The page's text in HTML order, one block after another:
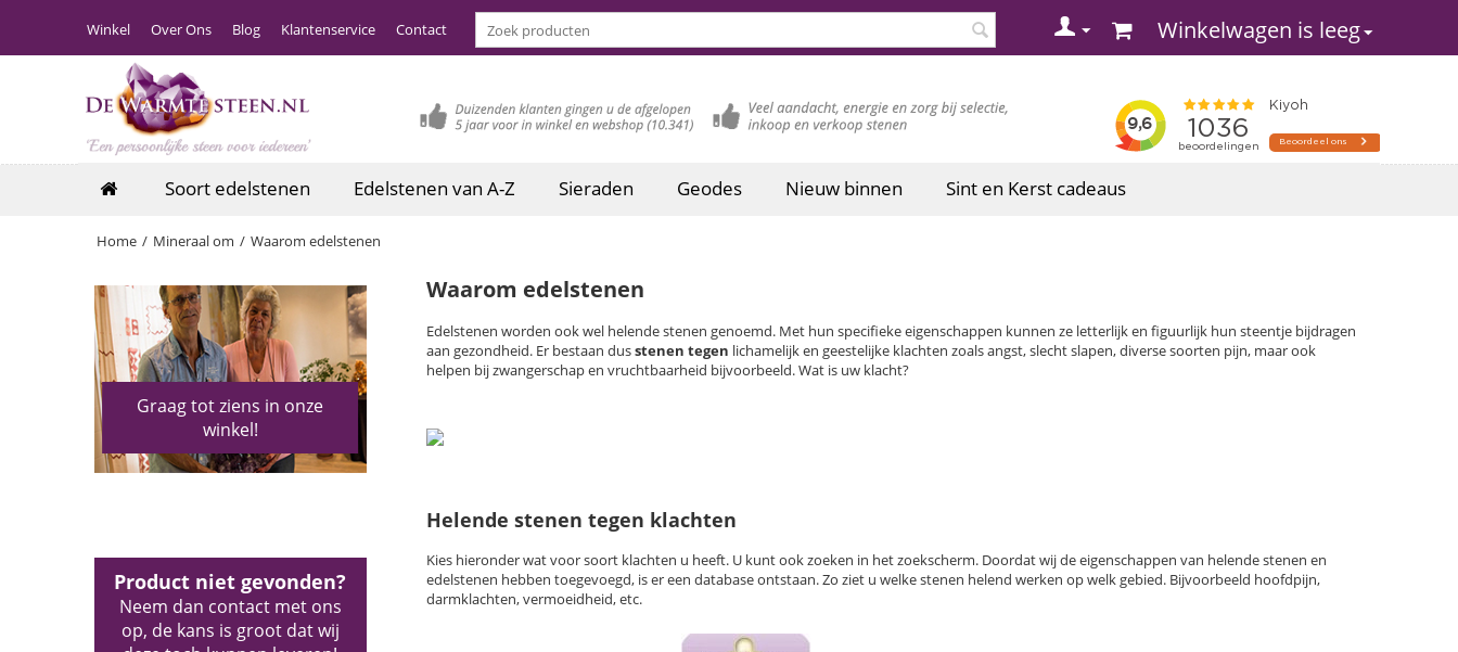
Winkel Over Ons Blog Klantenservice Contact Winkelwagen is leeg
Soort edelstenen Edelstenen van A-Z Sieraden Geodes Nieuw binnen Sint en Kerst cadeaus
Home / Mineraal om / Waarom edelstenen
Graag tot ziens in onze
winkel!
Product niet gevonden?
Neem dan contact met ons
op, de kans is groot dat wij
Waarom edelstenen
Edelstenen worden ook wel helende stenen genoemd. Met hun specifieke eigenschappen kunnen ze letterlijk en figuurlijk hun steentje bijdragen
aan gezondheid. Er bestaan dusstenen tegen lichamelijk en geestelijke klachten zoals angst, slecht slapen, diverse soorten pijn, maar ook
helpen bij zwangerschap en vruchtbaarheid bijvoorbeeld. Wat is uw klacht?
Helende stenen tegen klachten
Kies hieronder wat voor soort klachten u heeft. U kunt ook zoeken in het zoekscherm. Doordat wij de eigenschappen van helende stenen en
edelstenen hebben toegevoegd, is er een database ontstaan. Zo ziet u welke stenen helend werken op welk gebied. Bijvoorbeeld hoofdpijn,
darmklachten, vermoeidheid, etc.